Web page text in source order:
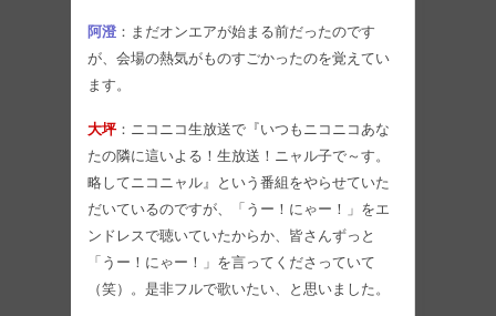
阿澄 ：まだオンエアが始まる前だったのです
が、会場の熱気がものすごかったのを覚えてい
ます。
大坪：ニコニコ生放送で『いつもニコニコあな
たの隣に這いよる！生放送！ニャル子で～す。
略してニコニャル』という番組をやらせていた
だいているのですが、「うー！にゃー！」をエ
ンドレスで聴いていたからか、皆さんずっと
「うー！にゃー！」を言ってくださっていて
（笑）。是非フルで歌いたい、と思いました。